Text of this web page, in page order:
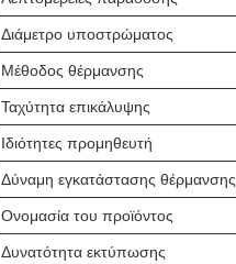
Διάμετρο υποστρώματος
Μέθοδος θέρμανσης
Ταχύτητα επικάλυψης
Ιδιότητες προμηθευτή
Δύναμη εγκατάστασης θέρμανσης
Ονομασία του προϊόντος
Δυνατότητα εκτύπωσης